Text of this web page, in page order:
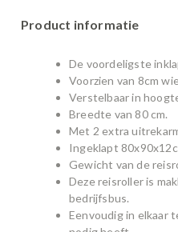
Product informatie
De voordeligste
Voorzien van 8cm
Verstelbaar in
Breedte van 80 cm.
Met 2 extra
Ingeklapt
Gewicht van de
Deze reisroller is
bedrijfsbus.
Eenvoudig in elkaar